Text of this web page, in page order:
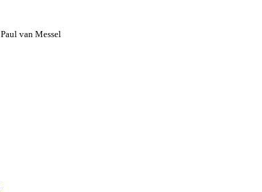
Paul van Messel